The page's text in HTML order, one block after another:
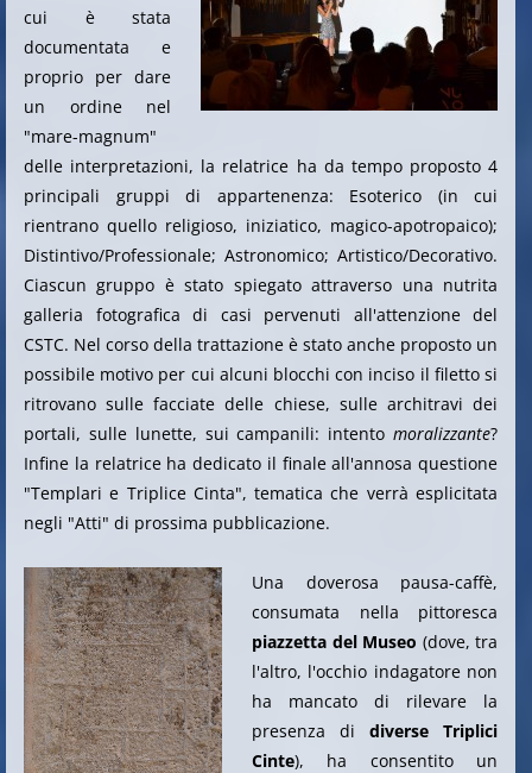
cui è stata
documentata e
proprio per dare
un ordine nel
"mare-magnum"
delle interpretazioni, la relatrice ha da tempo proposto 4
principali gruppi di appartenenza: Esoterico (in cui
rientrano quello religioso, iniziatico, magico-apotropaico);
Distintivo/Professionale; Astronomico; Artistico/Decorativo.
Ciascun gruppo è stato spiegato attraverso una nutrita
galleria fotografica di casi pervenuti all'attenzione del
CSTC. Nel corso della trattazione è stato anche proposto un
possibile motivo per cui alcuni blocchi con inciso il filetto si
ritrovano sulle facciate delle chiese, sulle architravi dei
portali, sulle lunette, sui campanili: intentomoralizzante?
Infine la relatrice ha dedicato il finale all'annosa questione
"Templari e Triplice Cinta", tematica che verrà esplicitata
negli "Atti" di prossima pubblicazione.
Una doverosa pausa-caffè,
consumata nella pittoresca
piazzetta del Museo (dove, tra
l'altro, l'occhio indagatore non
ha mancato di rilevare la
presenza didiverse Triplici
Cinte), ha consentito un